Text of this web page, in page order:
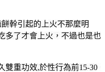
幹引起的上火不那麼明
多了才會上火，不過也是也
雙重功效,於性行為前15-30